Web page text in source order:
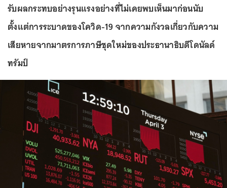
รับผลกระทบอย่างรุนแรงอย่างที่ไม่เคยพบเห็นมาก่อนนับ
ตั้งแต่การระบาดของโควิด-19 จากความกังวลเกี่ยวกับความ
เสียหายจากมาตรการภาษีชุดใหม่ของประธานาธิบดีโดนัลด์
ทรัมป์